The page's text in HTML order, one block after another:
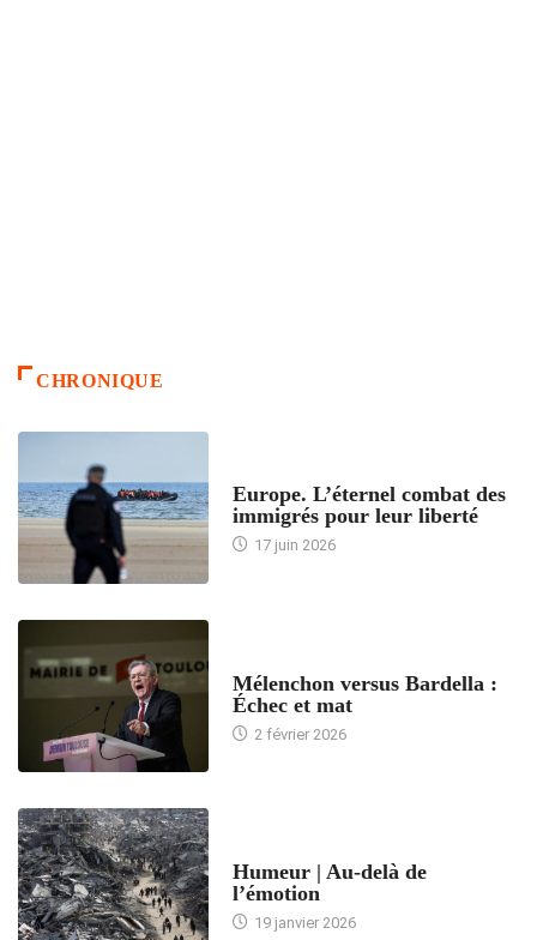
CHRONIQUE
Europe. L’éternel combat des
immigrés pour leur liberté
17 juin 2026
Mélenchon versus Bardella :
Échec et mat
2 février 2026
Humeur | Au-delà de
l’émotion
19 janvier 2026